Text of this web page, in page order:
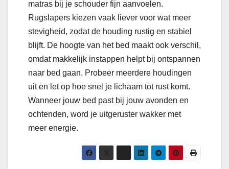
matras bij je schouder fijn aanvoelen.
Rugslapers kiezen vaak liever voor wat meer
stevigheid, zodat de houding rustig en stabiel
blijft. De hoogte van het bed maakt ook verschil,
omdat makkelijk instappen helpt bij ontspannen
naar bed gaan. Probeer meerdere houdingen
uit en let op hoe snel je lichaam tot rust komt.
Wanneer jouw bed past bij jouw avonden en
ochtenden, word je uitgeruster wakker met
meer energie.